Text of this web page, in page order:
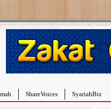
ShareVoices SyariahBiz